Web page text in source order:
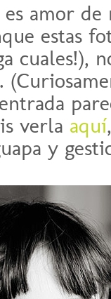
amor
estas
cuales!),
verla aquí
y